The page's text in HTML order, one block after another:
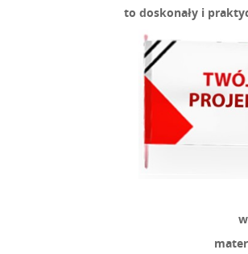
to doskonały i